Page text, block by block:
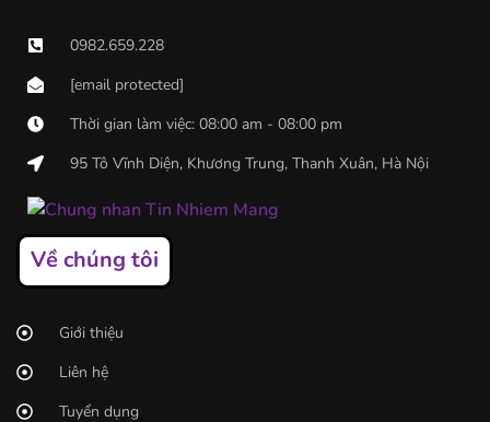
0982.659.228
[email protected]
Thời gian làm việc: 08:00 am - 08:00 pm
95 Tô Vĩnh Diện, Khương Trung, Thanh Xuân, Hà Nội
Về chúng tôi
Giới thiệu
Liên hệ
Tuyển dụng